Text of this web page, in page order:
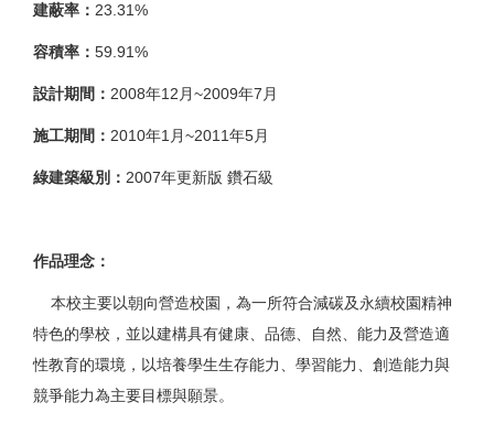
建蔽率： 23.31%
容積率： 59.91%
設計期間： 2008年12月~2009年7月
施工期間： 2010年1月~2011年5月
綠建築級別： 2007年更新版 鑽石級
作品理念：
本校主要以朝向營造校園，為一所符合減碳及永續校園精神
特色的學校，並以建構具有健康、品德、自然、能力及營造適
性教育的環境，以培養學生生存能力、學習能力、創造能力與
競爭能力為主要目標與願景。